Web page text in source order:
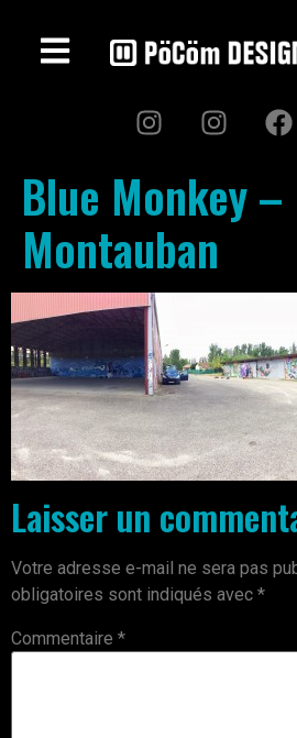
Blue Monkey –
Montauban
Laisser un
Votre adresse e-mail ne sera pas
obligatoires sont indiqués avec *
Commentaire *